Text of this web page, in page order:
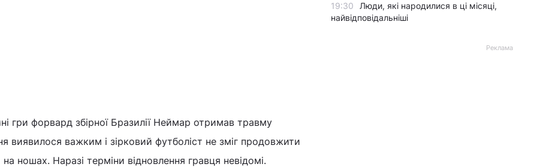
гри форвард збірної Бразилії Неймар отримав травму
виявилося важким і зірковий футболіст не зміг продовжити
ношах. Наразі терміни відновлення гравця невідомі.
19:30
Люди, які народилися в ці місяці,
найвідповідальніші
Реклама